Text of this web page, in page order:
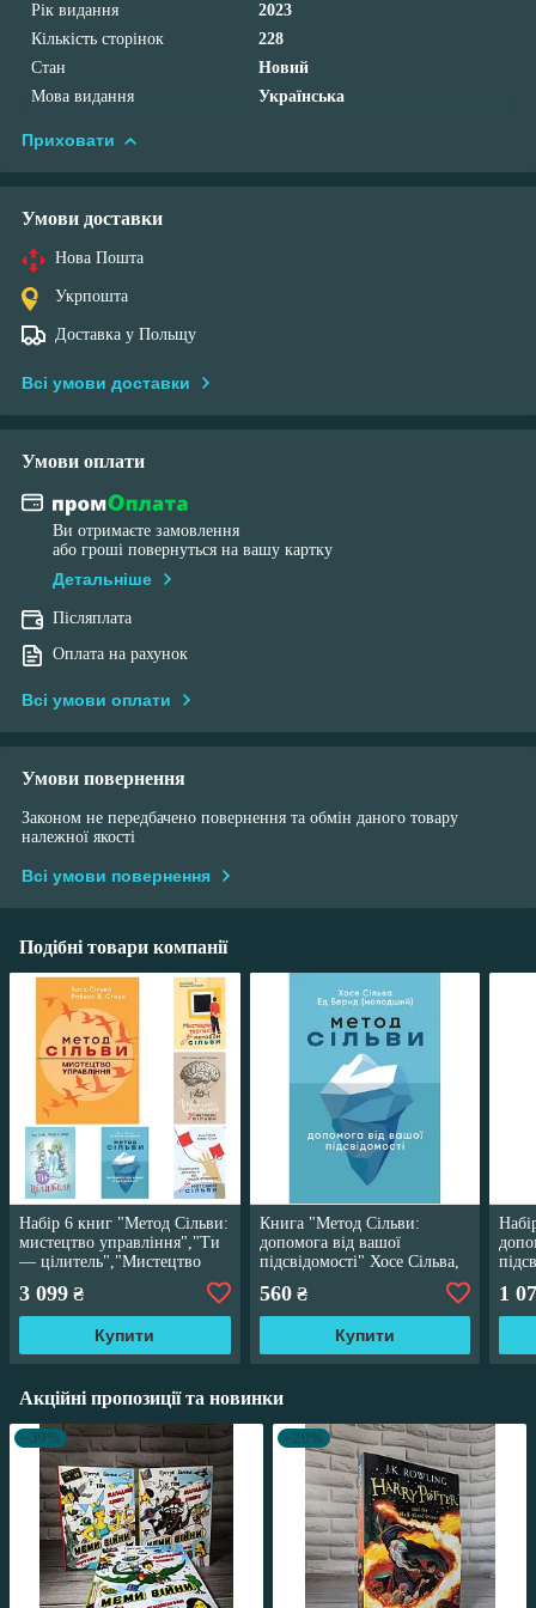
Рік видання
2023
Кількість сторінок
228
Стан
Новий
Мова видання
Українська
Приховати
Умови доставки
Нова Пошта
Укрпошта
Доставка у Польщу
Всі умови доставки
Умови оплати
Ви отримаєте замовлення
або гроші повернуться на вашу картку
Детальніше
Післяплата
Оплата на рахунок
Всі умови оплати
Умови повернення
Законом не передбачено повернення та обмін даного товару
належної якості
Всі умови повернення
Подібні товари компанії
Набір 6 книг "Метод Сільви:
мистецтво управління","Ти
— цілитель","Мистецтво
торгівлі за методом Сільви"
3 099 ₴
Купити
Книга "Метод Сільви:
допомога від вашої
підсвідомості" Хосе Сільва,
560₴
Купити
1
Акційні пропозиції та новинки
–39% –20%